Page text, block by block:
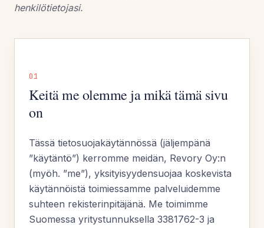
henkilötietojasi.
01
Keitä me olemme ja mikä tämä sivu
on
Tässä tietosuojakäytännössä (jäljempänä
”käytäntö”) kerromme meidän, Revory Oy:n
(myöh. ”me”), yksityisyydensuojaa koskevista
käytännöistä toimiessamme palveluidemme
suhteen rekisterinpitäjänä. Me toimimme
Suomessa yritystunnuksella 3381762-3 ja